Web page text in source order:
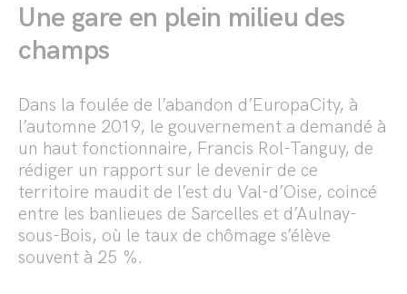
Une gare en plein milieu des
champs
Dans la foulée de l’abandon d’EuropaCity, à
l’automne 2019, le gouvernement a demandé à
un haut fonctionnaire, Francis Rol-Tanguy, de
rédiger un rapport sur le devenir de ce
territoire maudit de l’est du Val-d’Oise, coincé
entre les banlieues de Sarcelles et d’Aulnay-
sous-Bois, où le taux de chômage s’élève
souvent à 25 %.